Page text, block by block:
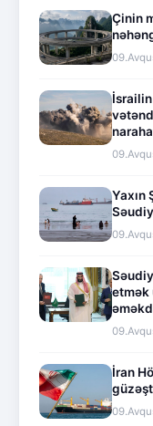
Çinin
İsrailin
Yaxın
etmək
İran